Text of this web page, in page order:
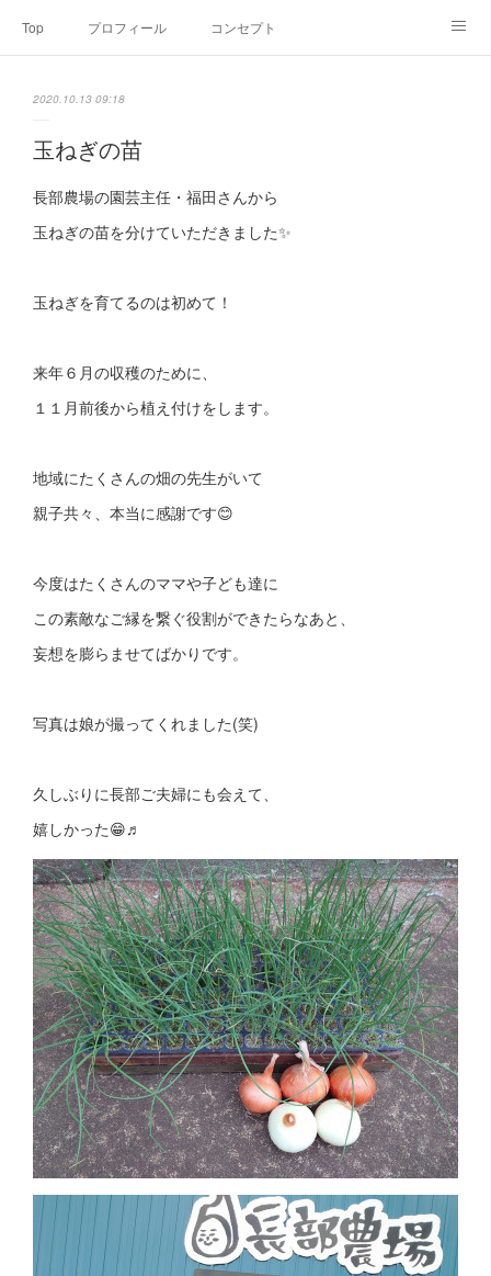
Top プロフィール コンセプト
SNS
2020.10.13 09:18
玉ねぎの苗
長部農場の園芸主任・福田さんから
玉ねぎの苗を分けていただきました✨
玉ねぎを育てるのは初めて！
来年６月の収穫のために、
１１月前後から植え付けをします。
地域にたくさんの畑の先生がいて
親子共々、本当に感謝です😊
今度はたくさんのママや子ども達に
この素敵なご縁を繋ぐ役割ができたらなあと、
妄想を膨らませてばかりです。
写真は娘が撮ってくれました(笑)
久しぶりに長部ご夫婦にも会えて、
嬉しかった😁♬